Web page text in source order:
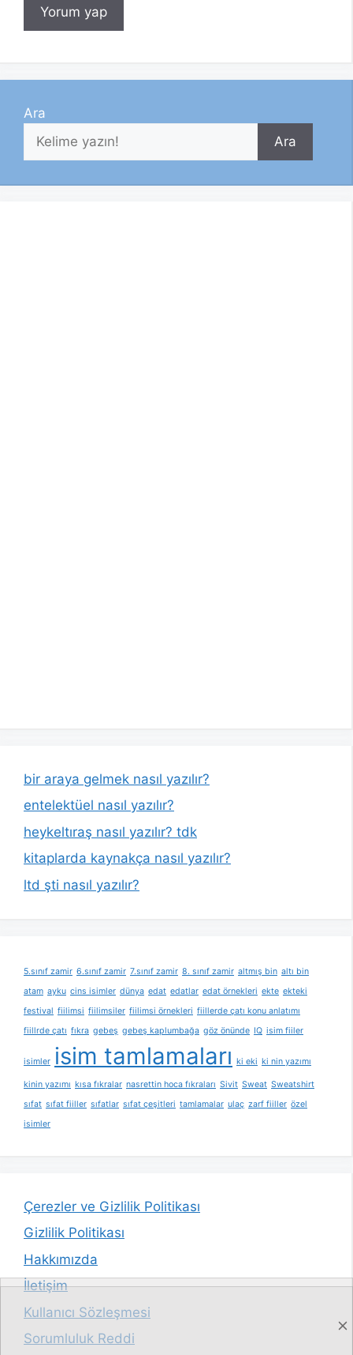
Ara
Ara
bir araya gelmek nasıl yazılır?
entelektüel nasıl yazılır?
heykeltıraş nasıl yazılır? tdk
kitaplarda kaynakça nasıl yazılır?
ltd şti nasıl yazılır?
5.sınıf zamir 6.sınıf zamir 7.sınıf zamir 8. sınıf zamir altmış bin altı bin
atam ayku cins isimler dünya edat edatlar edat örnekleri ekte ekteki
festival fiilimsi fiilimsiler fiilimsi örnekleri fiillerde çatı konu anlatımı
fiillrde çatı fıkra gebeş gebeş kaplumbağa göz önünde IQ isim fiiler
isimler isim tamlamaları ki eki ki nin yazımı
kinin yazımı kısa fıkralar nasrettin hoca fıkraları Sivit Sweat Sweatshirt
sıfat sıfat fiiller sıfatlar sıfat çeşitleri tamlamalar ulaç zarf fiiller özel
isimler
Çerezler ve Gizlilik Politikası
Gizlilik Politikası
Hakkımızda
İletişim
Kullanıcı Sözleşmesi
Sorumluluk Reddi